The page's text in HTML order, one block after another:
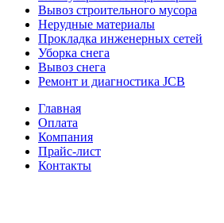
Вывоз строительного мусора
Нерудные материалы
Прокладка инженерных сетей
Уборка снега
Вывоз снега
Ремонт и диагностика JCB
Главная
Оплата
Компания
Прайс-лист
Контакты